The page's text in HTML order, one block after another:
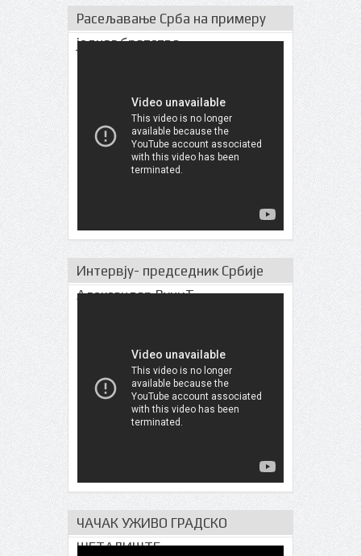
Расељавање Срба на примеру
једног братства
Интервју- председник Србије
Александар ВучиЋ
ЧАЧАК УЖИВО ГРАДСКО
ШЕТАЛИШТЕ